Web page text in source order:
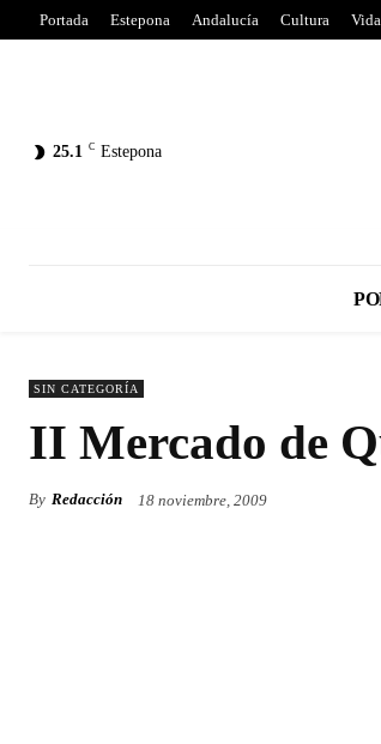
Portada Estepona Andalucía Cultura Vida
25.1 C Estepona
SIN CATEGORÍA
II Mercado de
By Redacción 18 noviembre, 2009